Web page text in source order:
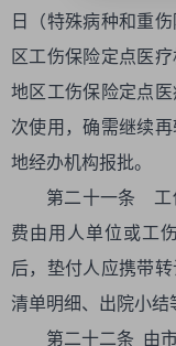
日（特殊病种和重
区工伤保险定点医
地区工伤保险定点
次使用，确需继续
地经办机构报批。
第二十一条 工
费由用人单位或工
后，垫付人应携带
清单明细、出院小结
第二十二条 由